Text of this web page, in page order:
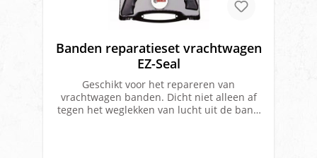
Banden reparatieset vrachtwagen
EZ-Seal
Geschikt voor het repareren van
vrachtwagen banden. Dicht niet alleen af
tegen het weglekken van lucht uit de band